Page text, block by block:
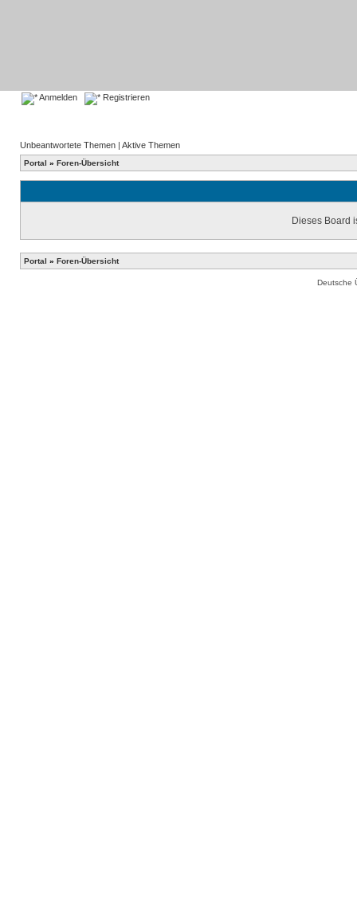
Anmelden Registrieren
Unbeantwortete Themen | Aktive Themen
Portal » Foren-Übersicht
Dieses Board
Portal » Foren-Übersicht
Deutsche